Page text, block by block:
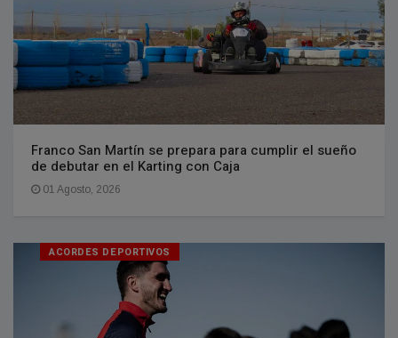
Franco San Martín se prepara para cumplir el sueño
de debutar en el Karting con Caja
01 Agosto, 2026
ACORDES DEPORTIVOS